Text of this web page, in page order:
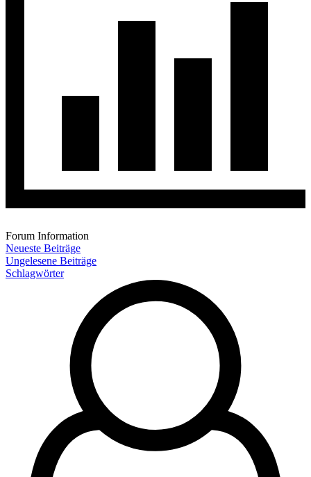
Forum Information
Neueste Beiträge
Ungelesene Beiträge
Schlagwörter